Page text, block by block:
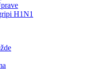
služba Ministarstva privrede
H1N1